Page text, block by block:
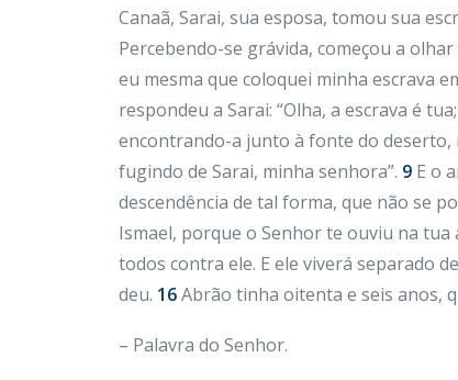
Canaã, Sarai, sua esposa, tomou sua
Percebendo-se grávida, começou a
eu mesma que coloquei minha escrava
respondeu a Sarai: “Olha, a escrava é
encontrando-a junto à fonte do deserto,
fugindo de Sarai, minha senhora”. 9 E o
descendência de tal forma, que não se
Ismael, porque o Senhor te ouviu na tua
todos contra ele. E ele viverá separado
deu. 16Abrão tinha oitenta e seis anos,
– Palavra do Senhor.